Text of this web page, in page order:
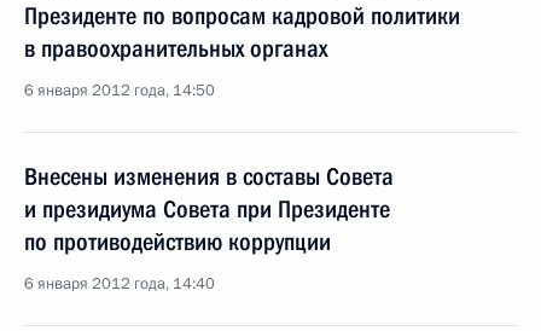
Президенте по вопросам кадровой политики
в правоохранительных органах
6 января 2012 года, 14:50
Внесены изменения в составы Совета
и президиума Совета при Президенте
по противодействию коррупции
6 января 2012 года, 14:40